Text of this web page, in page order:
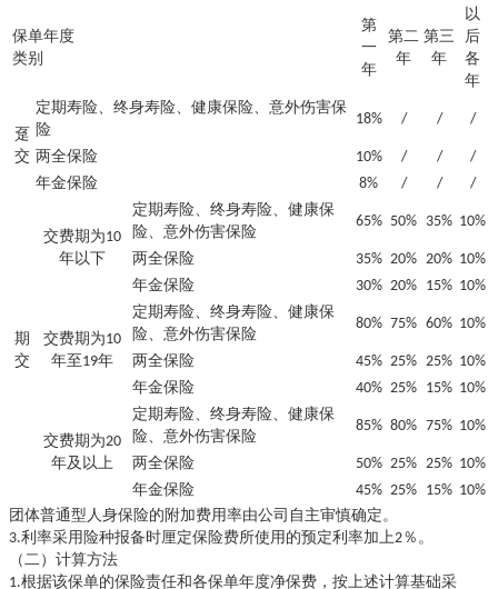
保单年度
类别
第
一
年
第二
年
第三
年
以
后
各
年
趸
交
定期寿险、终身寿险、健康保险、意外伤害保
险
18% / / /
两全保险 10% / /
/
年金保险
8% / / /
期
交
交费期为10
年以下
定期寿险、终身寿险、健康保
险、意外伤害保险
65% 50% 35% 10%
两全保险 35% 20% 20% 10%
年金保险
30% 20% 15% 10%
交费期为10
年至19年
定期寿险、终身寿险、健康保
险、意外伤害保险
80% 75% 60% 10%
两全保险 45% 25% 25% 10%
年金保险
40% 25% 15% 10%
交费期为20
年及以上
定期寿险、终身寿险、健康保
险、意外伤害保险
85% 80% 75% 10%
两全保险 50% 25% 25% 10%
年金保险
45% 25% 15% 10%
团体普通型人身保险的附加费用率由公司自主审慎确定。
3.利率采用险种报备时厘定保险费所使用的预定利率加上2％。
（二）计算方法
1.根据该保单的保险责任和各保单年度净保费，按上述计算基础采